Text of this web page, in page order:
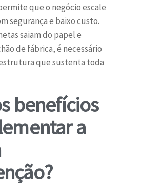
que o negócio escale
segurança e baixo custo.
saiam do papel e
de fábrica, é necessário
que sustenta toda
benefícios
a